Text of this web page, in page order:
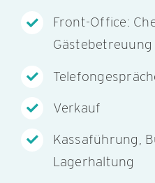
Front-Office:
Gästebetreuung
Verkauf
Kassaführung,
Lagerhaltung